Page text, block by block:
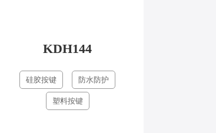
KDH144
硅胶按键 防水防护
塑料按键